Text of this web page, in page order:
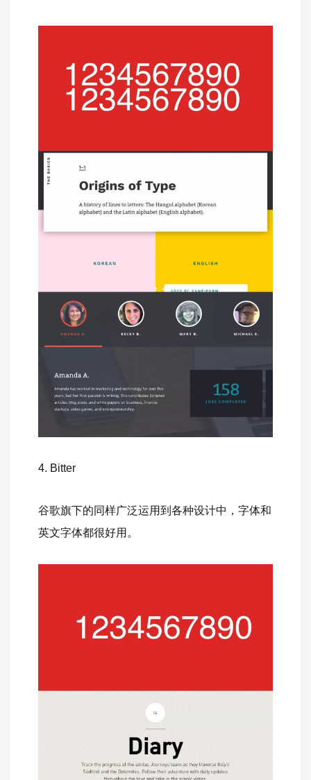
4. Bitter
谷歌旗下的同样广泛运用到各种设计中，字体和
英文字体都很好用。